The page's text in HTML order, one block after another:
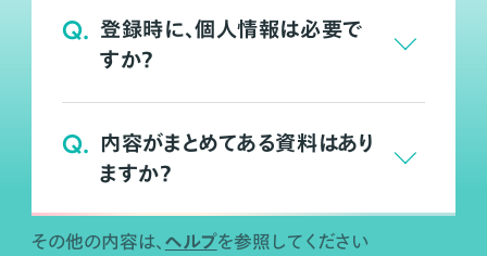
Q. 登録時に、個人情報は必要で
すか？
Q. 内容がまとめてある資料はあり
ますか？
その他の内容は、 ヘルプを参照してください